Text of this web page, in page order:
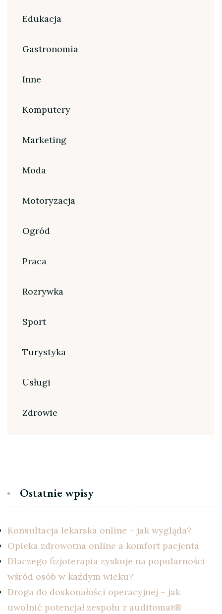
Edukacja
Gastronomia
Inne
Komputery
Marketing
Moda
Motoryzacja
Ogród
Praca
Rozrywka
Sport
Turystyka
Usługi
Zdrowie
Ostatnie wpisy
Konsultacja lekarska online – jak wygląda?
Opieka zdrowotna online a komfort pacjenta
Dlaczego fizjoterapia zyskuje na popularności
wśród osób w każdym wieku?
Droga do doskonałości operacyjnej – jak
uwolnić potencjał zespołu z auditomat®